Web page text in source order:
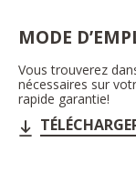
MODE
Vous trouverez
nécessaires sur
rapide garantie!